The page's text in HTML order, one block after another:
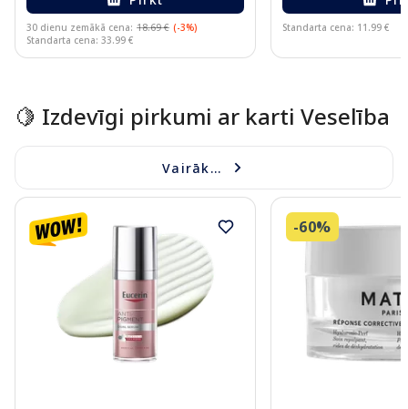
30 dienu zemākā cena: 18.69 € (-3%)
Standarta cena: 33.99 €
Standarta cena: 11.99 €
🍋 Izdevīgi pirkumi ar karti Veselība
Vairāk...
-60%